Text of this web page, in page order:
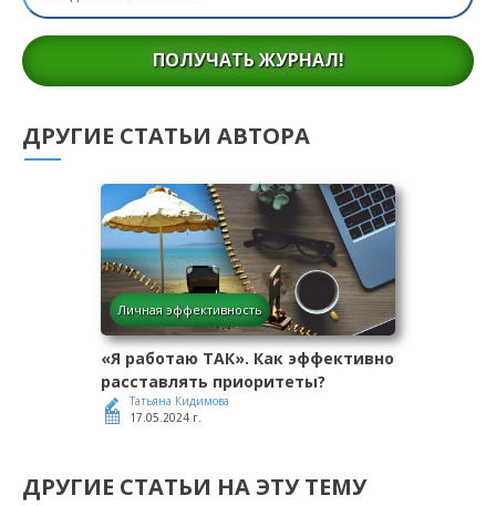
ПОЛУЧАТЬ ЖУРНАЛ!
ДРУГИЕ СТАТЬИ АВТОРА
Личная эффективность
«Я работаю ТАК». Как эффективно
расставлять приоритеты?
Татьяна Кидимова
17.05.2024 г.
ДРУГИЕ СТАТЬИ НА ЭТУ ТЕМУ